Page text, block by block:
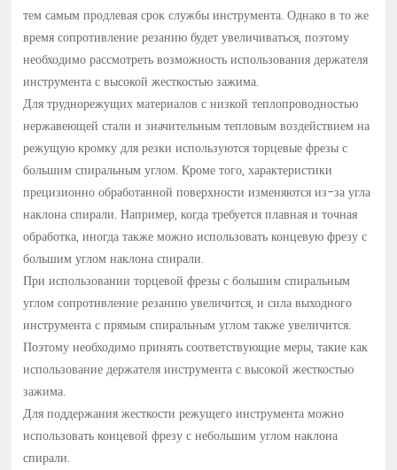
тем самым продлевая срок службы инструмента. Однако в то же
время сопротивление резанию будет увеличиваться, поэтому
необходимо рассмотреть возможность использования держателя
инструмента с высокой жесткостью зажима.
Для труднорежущих материалов с низкой теплопроводностью
нержавеющей стали и значительным тепловым воздействием на
режущую кромку для резки используются торцевые фрезы с
большим спиральным углом. Кроме того, характеристики
прецизионно обработанной поверхности изменяются из-за угла
наклона спирали. Например, когда требуется плавная и точная
обработка, иногда также можно использовать концевую фрезу с
большим углом наклона спирали.
При использовании торцевой фрезы с большим спиральным
углом сопротивление резанию увеличится, и сила выходного
инструмента с прямым спиральным углом также увеличится.
Поэтому необходимо принять соответствующие меры, такие как
использование держателя инструмента с высокой жесткостью
зажима.
Для поддержания жесткости режущего инструмента можно
использовать концевой фрезу с небольшим углом наклона
спирали.